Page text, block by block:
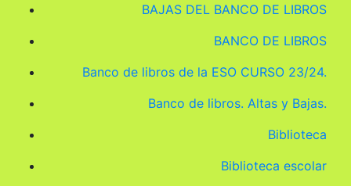
BAJAS DEL BANCO DE LIBROS
BANCO DE LIBROS
Banco de libros de la ESO CURSO 23/24.
Banco de libros. Altas y Bajas.
Biblioteca
Biblioteca escolar